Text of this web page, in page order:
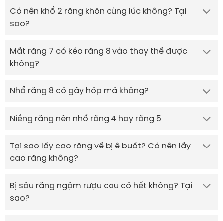
Có nên khổ 2 răng khôn cùng lúc không? Tại
sao?
Mất răng 7 có kéo răng 8 vào thay thế được
không?
Nhổ răng 8 có gây hóp má không?
Niềng răng nên nhổ răng 4 hay răng 5
Tại sao lấy cao răng về bị ê buốt? Có nên lấy
cao răng không?
Bị sâu răng ngậm rượu cau có hết không? Tại
sao?